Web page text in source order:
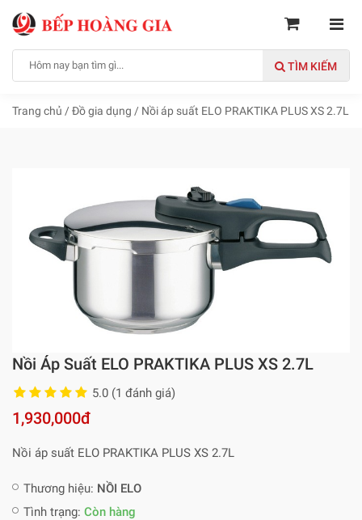
TÌM KIẾM
Trang chủ /Đồ gia dụng / Nồi áp suất ELO PRAKTIKA PLUS XS 2.7L
Nồi Áp Suất ELO PRAKTIKA PLUS XS 2.7L
5.0 (1 đánh giá)
1,930,000đ
Nồi áp suất ELO PRAKTIKA PLUS XS 2.7L
Thương hiệu: NỒI ELO
Tình trạng: Còn hàng